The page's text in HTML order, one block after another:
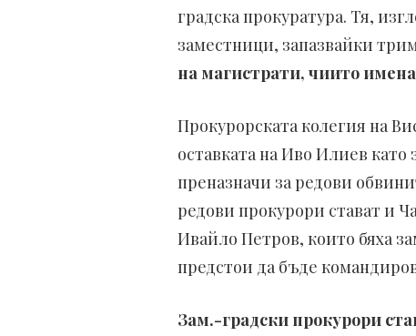
градска прокуратура. Тя,
заместници, запазвайки
на магистрати, чиито
Прокурорската колегия на
оставката на Иво Илиев като
преназначи за редови
редови прокурори стават и
Ивайло Петров, които бяха
предстои да бъде
Зам.-градски прокурори